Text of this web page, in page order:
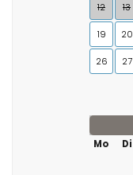
12 13
19 20
26 27
Mo
Di